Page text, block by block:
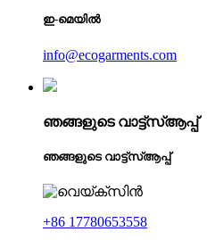
ഇ-മെയിൽ
info@ecogarments.com
ഞങ്ങളുടെ വാട്ട്‌സ്ആപ്പ്
ഞങ്ങളുടെ വാട്ട്‌സ്ആപ്പ്
+86 17780653558